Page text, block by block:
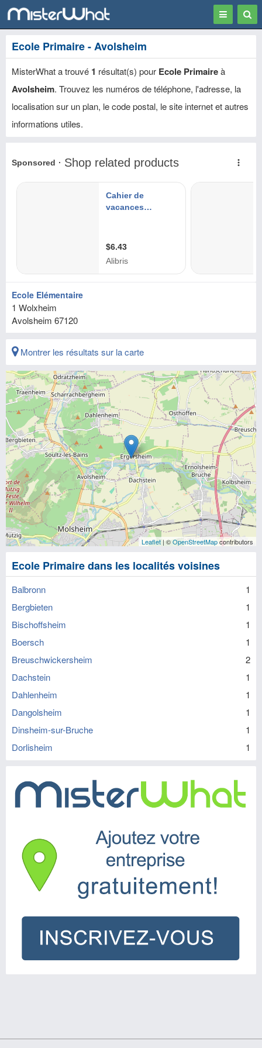
Toggle
Ecole Primaire - Avolsheim
MisterWhat a trouvé 1 résultat(s) pour Ecole Primaireà
Avolsheim. Trouvez les numéros de téléphone, l'adresse, la
localisation sur un plan, le code postal, le site internet et autres
informations utiles.
Ecole Elémentaire
1 Wolxheim
Avolsheim 67120
Montrer les résultats sur la carte
Leaflet | ©OpenStreetMapcontributors
Ecole Primaire dans les localités voisines
Balbronn
1
Bergbieten
1
Bischoffsheim
1
Boersch
1
Breuschwickersheim
2
Dachstein
1
Dahlenheim
1
Dangolsheim
1
Dinsheim-sur-Bruche
1
Dorlisheim
1